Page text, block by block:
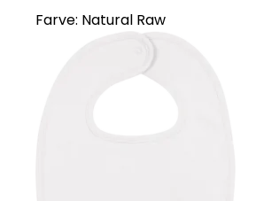
Farve: Natural Raw